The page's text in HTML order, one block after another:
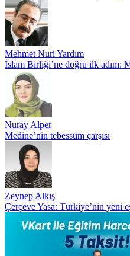
Mehmet Nuri Yardım
İslam Birliği’ne doğru ilk adım:
Nuray Alper
Medine’nin tebessüm çarşısı
Zeynep Alkış
Çerçeve Yasa: Türkiye’nin yeni